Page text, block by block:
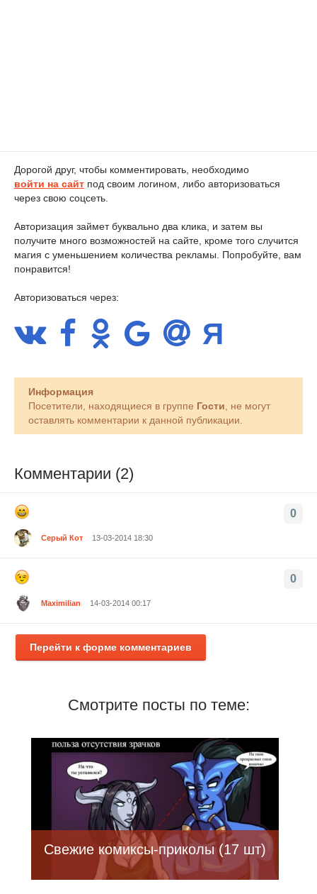
Дорогой друг, чтобы комментировать, необходимо
войти на сайт под своим логином, либо авторизоваться
через свою соцсеть.
Авторизация займет буквально два клика, и затем вы
получите много возможностей на сайте, кроме того случится
магия с уменьшением количества рекламы. Попробуйте, вам
понравится!
Авторизоваться через:
Информация
Посетители, находящиеся в группе Гости , не могут
оставлять комментарии к данной публикации.
Комментарии (2)
0
Серый Кот 13-03-2014 18:30
0
Maximilian 14-03-2014 00:17
Перейти к форме комментариев
Смотрите посты по теме:
Свежие комиксы-приколы (17 шт)